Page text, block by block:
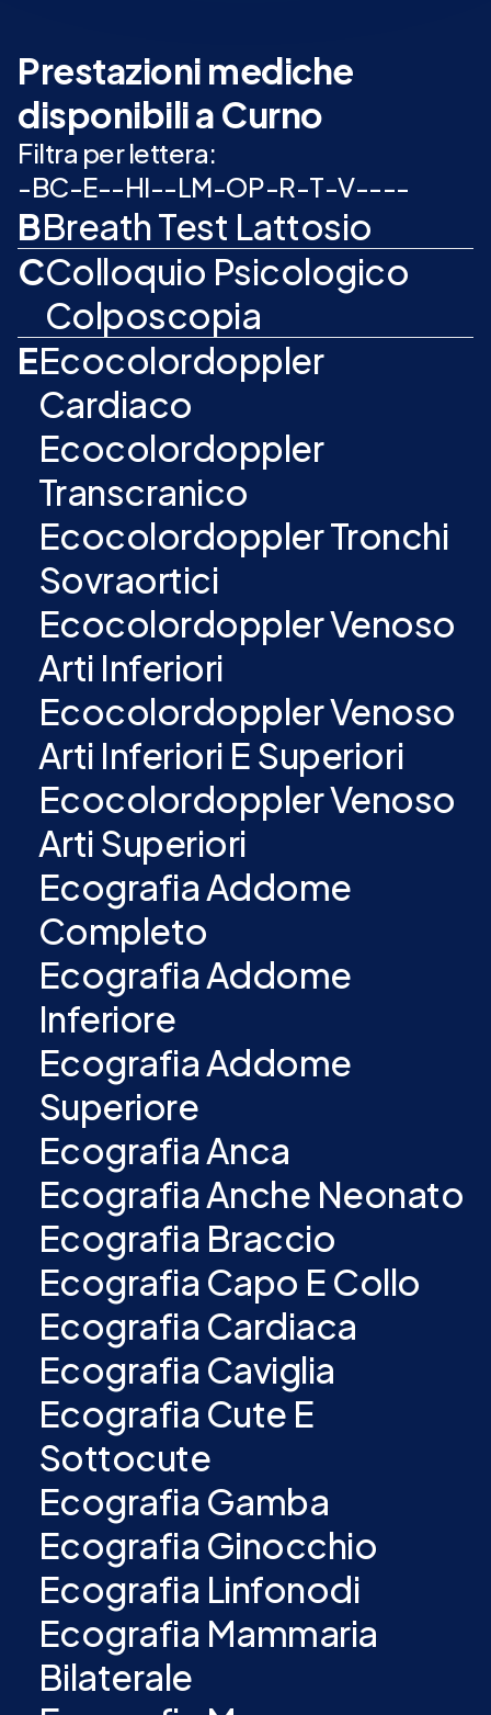
Prestazioni mediche
disponibili a Curno
Filtra per lettera:
-BC-E--HI--LM-OP-R-T-V----
BBreath Test Lattosio
CColloquio Psicologico
Colposcopia
EEcocolordoppler
Cardiaco
Ecocolordoppler
Transcranico
Ecocolordoppler Tronchi
Sovraortici
Ecocolordoppler Venoso
Arti Inferiori
Ecocolordoppler Venoso
Arti Inferiori E Superiori
Ecocolordoppler Venoso
Arti Superiori
Ecografia Addome
Completo
Ecografia Addome
Inferiore
Ecografia Addome
Superiore
Ecografia Anca
Ecografia Anche Neonato
Ecografia Braccio
Ecografia Capo E Collo
Ecografia Cardiaca
Ecografia Caviglia
Ecografia Cute E
Sottocute
Ecografia Gamba
Ecografia Ginocchio
Ecografia Linfonodi
Ecografia Mammaria
Bilaterale